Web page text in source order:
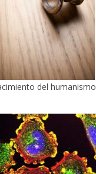
del humanismo